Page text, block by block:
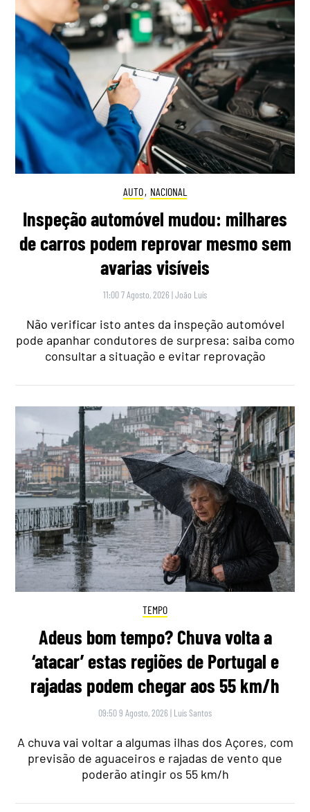
AUTO, NACIONAL
Inspeção automóvel mudou: milhares
de carros podem reprovar mesmo sem
avarias visíveis
11:00 7 Agosto, 2026 |João Luís
Não verificar isto antes da inspeção automóvel
pode apanhar condutores de surpresa: saiba como
consultar a situação e evitar reprovação
TEMPO
Adeus bom tempo? Chuva volta a
‘atacar’ estas regiões de Portugal e
rajadas podem chegar aos 55 km/h
09:50 9 Agosto, 2026 | Luís Santos
A chuva vai voltar a algumas ilhas dos Açores, com
previsão de aguaceiros e rajadas de vento que
poderão atingir os 55 km/h